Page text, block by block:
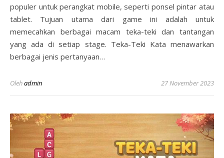
populer untuk perangkat mobile, seperti ponsel pintar atau
tablet. Tujuan utama dari game ini adalah untuk
memecahkan berbagai macam teka-teki dan tantangan
yang ada di setiap stage. Teka-Teki Kata menawarkan
berbagai jenis pertanyaan…
Olehadmin 27 November 2023